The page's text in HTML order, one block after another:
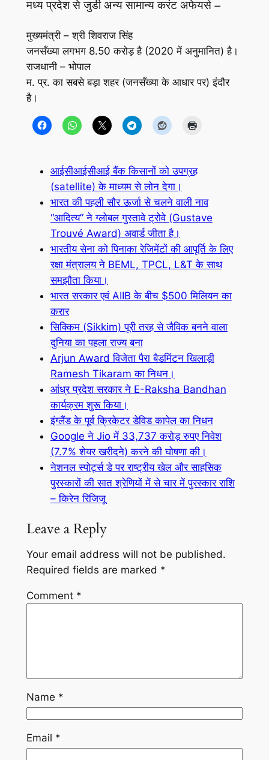
मध्य प्रदेश से जुडी अन्य सामान्य करंट अफेयर्स –
मुख्यमंत्री – श्री शिवराज सिंह
जनसँख्या लगभग 8.50 करोड़ है (2020 में अनुमानित) है।
राजधानी – भोपाल
म. प्र. का सबसे बड़ा शहर (जनसँख्या के आधार पर) इंदौर
है।
आईसीआईसीआई बैंक किसानों को उपग्रह
(satellite) के माध्यम से लोन देगा।
भारत की पहली सौर ऊर्जा से चलने वाली नाव
“आदित्य” ने ग्लोबल गुस्तावे ट्रोवे (Gustave
Trouvé Award) अवार्ड जीता है।
भारतीय सेना को पिनाका रेजिमेंटों की आपूर्ति के लिए
रक्षा मंत्रालय ने BEML, TPCL, L&T के साथ
समझौता किया।
भारत सरकार एवं AIIB के बीच $500 मिलियन का
करार
सिक्किम (Sikkim) पूरी तरह से जैविक बनने वाला
दुनिया का पहला राज्य बना
Arjun Award विजेता पैरा बैडमिंटन खिलाड़ी
Ramesh Tikaram का निधन।
आंध्र प्रदेश सरकार ने E-Raksha Bandhan
कार्यक्रम शुरू किया।
इंग्लैंड के पूर्व क्रिकेटर डेविड कापेल का निधन
Google ने Jio में 33,737 करोड़ रुपए निवेश
(7.7% शेयर खरीदने) करने की घोषणा की।
नेशनल स्पोर्ट्स डे पर राष्ट्रीय खेल और साहसिक
पुरस्कारों की सात श्रेणियों में से चार में पुरस्कार राशि
– किरेन रिजिजू
Leave a Reply
Your email address will not be published.
Required fields are marked *
Comment *
Name *
Email *